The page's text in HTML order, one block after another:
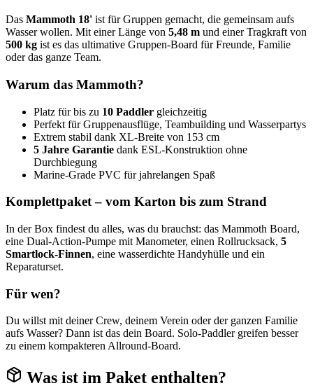
Das Mammoth 18' ist für Gruppen gemacht, die gemeinsam aufs
Wasser wollen. Mit einer Länge von 5,48 m und einer Tragkraft von
500 kg ist es das ultimative Gruppen-Board für Freunde, Familie
oder das ganze Team.
Warum das Mammoth?
Platz für bis zu 10 Paddler gleichzeitig
Perfekt für Gruppenausflüge, Teambuilding und Wasserpartys
Extrem stabil dank XL-Breite von 153 cm
5 Jahre Garantie dank ESL-Konstruktion ohne
Durchbiegung
Marine-Grade PVC für jahrelangen Spaß
Komplettpaket – vom Karton bis zum Strand
In der Box findest du alles, was du brauchst: das Mammoth Board,
eine Dual-Action-Pumpe mit Manometer, einen Rollrucksack, 5
Smartlock-Finnen, eine wasserdichte Handyhülle und ein
Reparaturset.
Für wen?
Du willst mit deiner Crew, deinem Verein oder der ganzen Familie
aufs Wasser? Dann ist das dein Board. Solo-Paddler greifen besser
zu einem kompakteren Allround-Board.
Was ist im Paket enthalten?